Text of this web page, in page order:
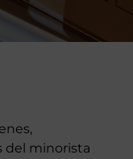
del minorista